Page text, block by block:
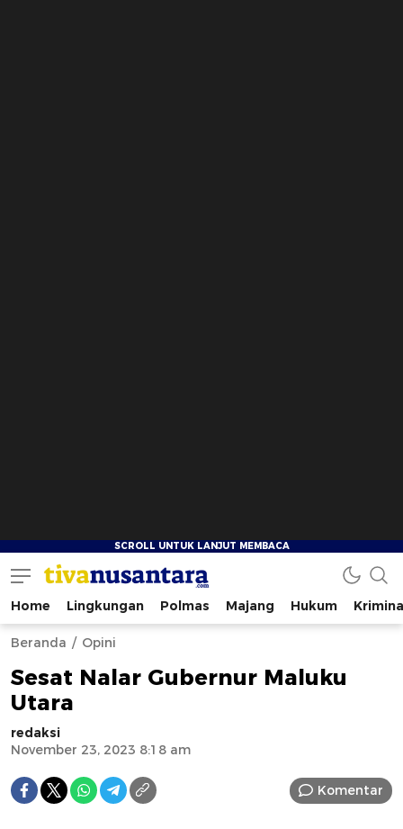
tivanusantara.com
Berita Nusantara
Home Lingkungan Polmas Majang Hukum
Beranda Opini
Sesat Nalar Gubernur Maluku
Utara
redaksi
November 23, 2023 8:18 am
Komentar